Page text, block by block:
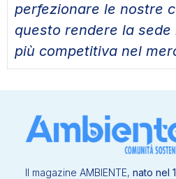
perfezionare le nostre
questo rendere la
più competitiva nel
Il magazine AMBIENTE, nato nel